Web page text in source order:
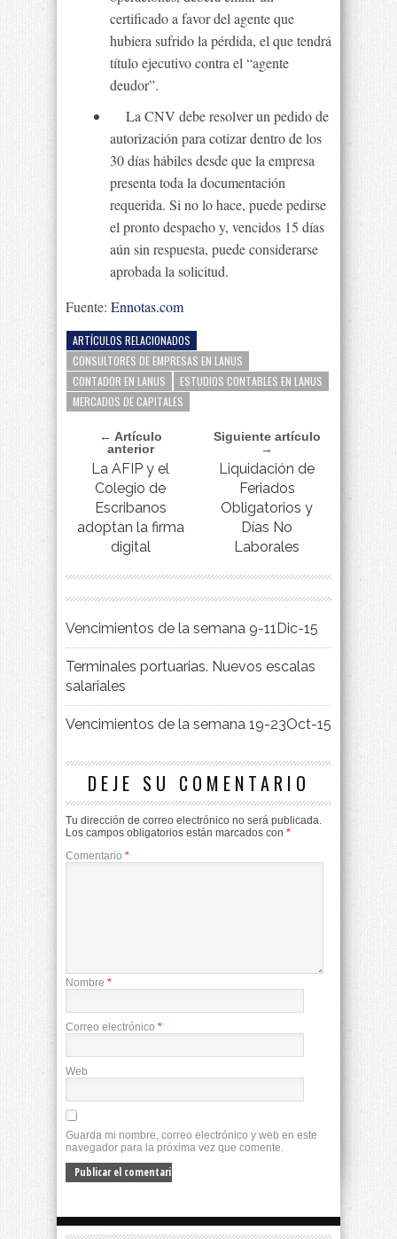
certificado a favor del agente que
hubiera sufrido la pérdida, el que tendrá
título ejecutivo contra el “agente
deudor”.
La CNV debe resolver un pedido de
autorización para cotizar dentro de los
30 días hábiles desde que la empresa
presenta toda la documentación
requerida. Si no lo hace, puede pedirse
el pronto despacho y, vencidos 15 días
aún sin respuesta, puede considerarse
aprobada la solicitud.
Fuente: Ennotas.com
ARTÍCULOS RELACIONADOS
CONSULTORES DE EMPRESAS EN LANUS
CONTADOR EN LANUS
ESTUDIOS CONTABLES EN LANUS
MERCADOS DE CAPITALES
← Artículo
anterior
La AFIP y el
Colegio de
Escribanos
adoptan la firma
digital
Siguiente artículo
→
Liquidación de
Feriados
Obligatorios y
Días No
Laborales
Vencimientos de la semana 9-11Dic-15
Terminales portuarias. Nuevos escalas
salariales
Vencimientos de la semana 19-23Oct-15
DEJE SU COMENTARIO
Tu dirección de correo electrónico no será publicada.
Los campos obligatorios están marcados con *
Comentario *
Nombre *
Correo electrónico *
Web
Guarda mi nombre, correo electrónico y web en este
navegador para la próxima vez que comente.